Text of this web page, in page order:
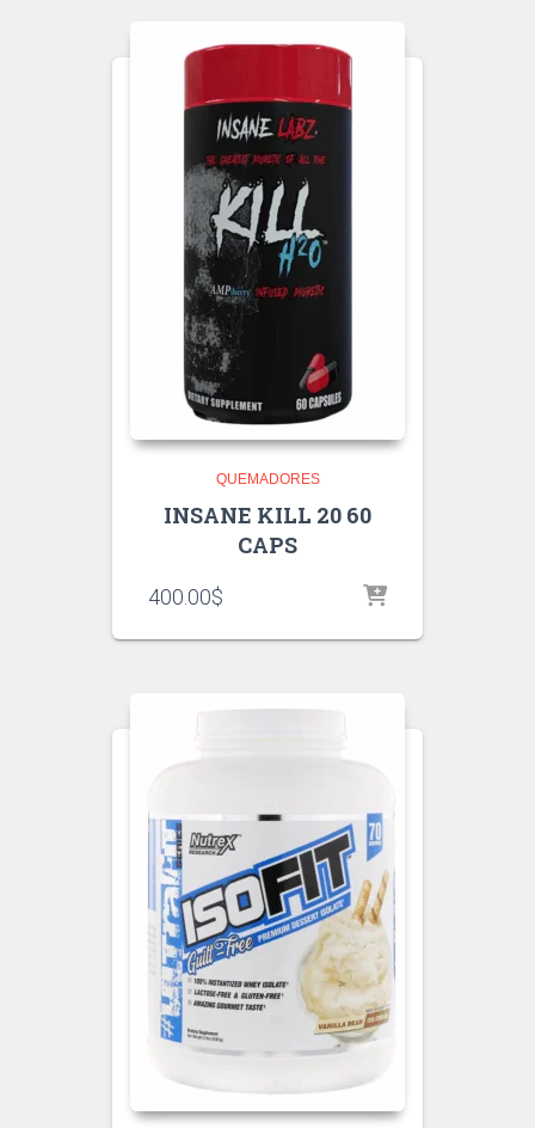
QUEMADORES
INSANE KILL 20 60
CAPS
400.00$